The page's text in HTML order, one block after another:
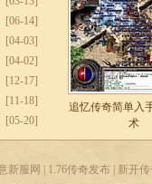
[06-14]
[04-03]
[04-02]
[12-17]
[11-18]
[05-20]
追忆传奇简单入
术
新服网 1.76传奇发布|
新开